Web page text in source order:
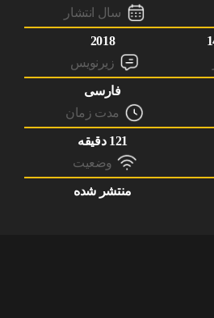
سال انتشار
2018
زیرنویس
فارسی
مدت زمان
121 دقیقه
وضعیت
منتشر شده